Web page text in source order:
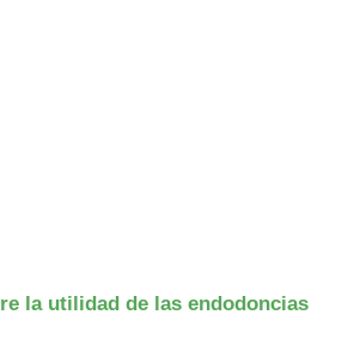
la utilidad de las endodoncias